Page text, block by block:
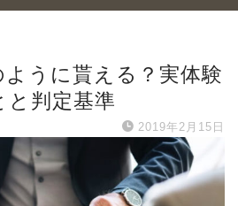
うに貰える？実体験
と判定基準
2019年2月15日